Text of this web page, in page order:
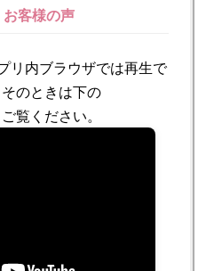
客様の声
リ内ブラウザでは再生で
のときは下の
覧ください。